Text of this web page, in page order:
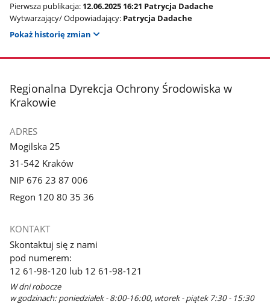
Pierwsza publikacja: 12.06.2025 16:21 Patrycja Dadache
Wytwarzający/ Odpowiadający: Patrycja Dadache
Pokaż historię zmian
stopka
Regionalna Dyrekcja Ochrony Środowiska w
Krakowie
ADRES
Mogilska 25
31-542 Kraków
NIP 676 23 87 006
Regon 120 80 35 36
KONTAKT
Skontaktuj się z nami
pod numerem:
12 61-98-120 lub 12 61-98-121
W dni robocze
w godzinach: poniedziałek - 8:00-16:00, wtorek - piątek 7:30 - 15:30